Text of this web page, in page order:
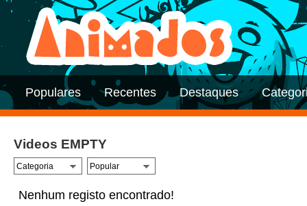
Populares Recentes Destaques
Videos EMPTY
Nenhum registo encontrado!